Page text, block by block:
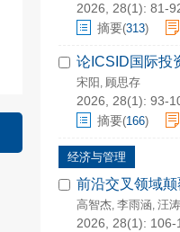
2026, 28(1): 81-
摘要(313)
论ICSID国际投
宋阳 , 顾思存
2026, 28(1): 93-
摘要(166)
经济与管理
前沿交叉领域
高智杰, 李雨涵, 汪涛
2026, 28(1): 106-